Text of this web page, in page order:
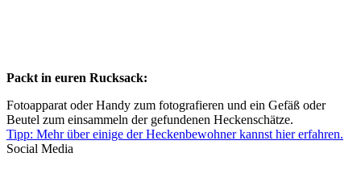
Packt in euren Rucksack:
Fotoapparat oder Handy zum fotografieren und ein Gefäß oder
Beutel zum einsammeln der gefundenen Heckenschätze.
Tipp: Mehr über einige der Heckenbewohner kannst hier erfahren.
Social Media